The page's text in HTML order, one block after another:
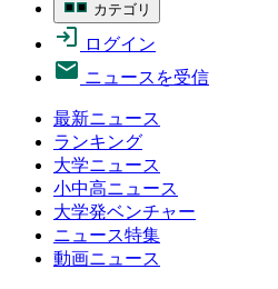
カテゴリ
ログイン
ニュースを受信
最新ニュース
ランキング
大学ニュース
小中高ニュース
大学発ベンチャー
ニュース特集
動画ニュース